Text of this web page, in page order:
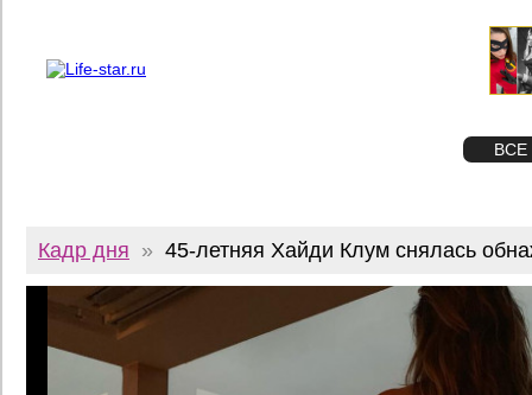
ВСЕ
Кадр дня » 45-летняя Хайди Клум снялась